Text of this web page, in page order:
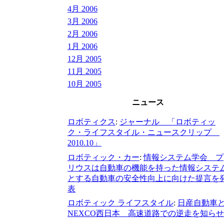
4月 2006
3月 2006
2月 2006
1月 2006
12月 2005
11月 2005
10月 2005
ニュース
ロボティクス: ジャーナル 「ロボティッ
ク・ライフスタイル・ニュースクリップ
2010.10」
ロボティック・カー:情報システム学会 プ
リウスは自動車の機能を持った情報システ
とする自動車の安全性向上に向けた提言を
表
ロボティック ライフスタイル: 日産自動車
NEXCO西日本 高速道路での逆走を知らせ